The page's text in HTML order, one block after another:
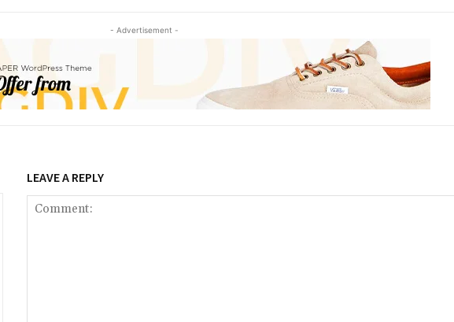
- Advertisement -
LEAVE A REPLY